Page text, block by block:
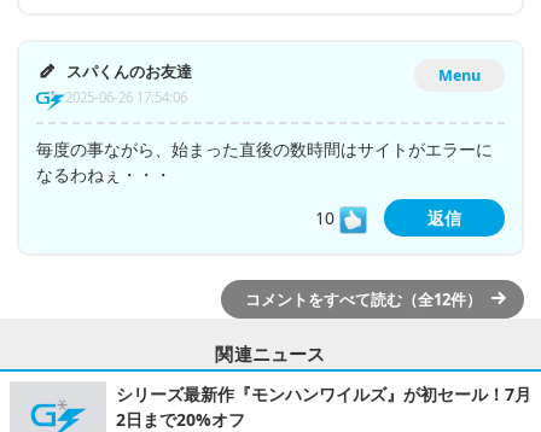
Menu
スパくんのお友達
2025-06-26 17:54:06
毎度の事ながら、始まった直後の数時間はサイトがエラーに
なるわねぇ・・・
10
返信
コメントをすべて読む（全12件）
関連ニュース
シリーズ最新作『モンハンワイルズ』が初セール！7月
2日まで20%オフ